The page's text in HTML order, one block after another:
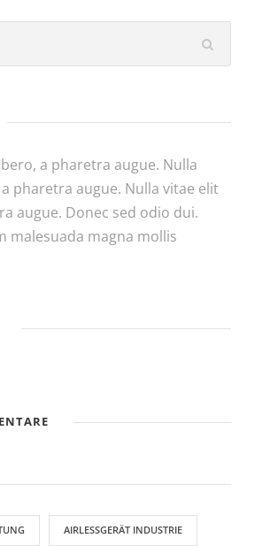
a pharetra augue. Nulla
pharetra augue. Nulla vitae elit
augue. Donec sed odio dui.
malesuada magna mollis
AIRLESSGERÄT INDUSTRIE